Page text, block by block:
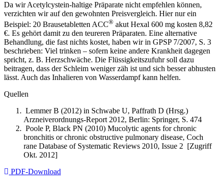
Da wir Acetylcystein-haltige Präparate nicht empfehlen können,
verzichten wir auf den gewohnten Preisvergleich. Hier nur ein
Beispiel: 20 Brausetabletten ACC® akut Hexal 600 mg kosten 8,82
€. Es gehört damit zu den teureren Präparaten. Eine alternative
Behandlung, die fast nichts kostet, haben wir in GPSP 7/2007, S. 3
beschrieben: Viel trinken – sofern keine andere Krankheit dagegen
spricht, z. B. Herzschwäche. Die Flüssigkeitszufuhr soll dazu
beitragen, dass der Schleim weniger zäh ist und sich besser abhusten
lässt. Auch das Inhalieren von Wasserdampf kann helfen.
Quellen
Lemmer B (2012) in Schwabe U, Paffrath D (Hrsg.)
Arzneiverordnungs-Report 2012, Berlin: Springer, S. 474
Poole P, Black PN (2010) Mucolytic agents for chronic
bronchitis or chronic obstructive pulmonary disease, Coch
rane Database of Systematic Reviews 2010, Issue 2 [Zugriff
Okt. 2012]
PDF-Download